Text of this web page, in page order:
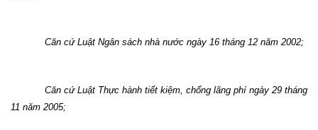
Căn cứ Luật Ngân sách nhà nước ngày 16 tháng 12 năm 2002;
Căn cứ Luật Thực hành tiết kiệm, chống lãng phí ngày 29 tháng
11 năm 2005;